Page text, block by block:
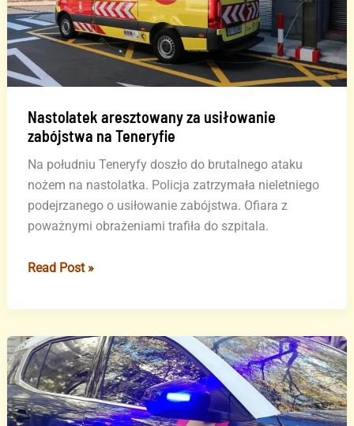
Nastolatek aresztowany za usiłowanie
zabójstwa na Teneryfie
Na południu Teneryfy doszło do brutalnego ataku
nożem na nastolatka. Policja zatrzymała nieletniego
podejrzanego o usiłowanie zabójstwa. Ofiara z
poważnymi obrażeniami trafiła do szpitala.
Nastolatek
za
zabójstwa
na
Teneryfie
Read Post »